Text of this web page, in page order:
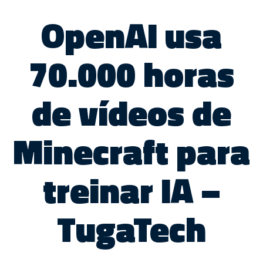
OpenAI usa
70.000 horas
de vídeos de
Minecraft para
treinar IA –
TugaTech